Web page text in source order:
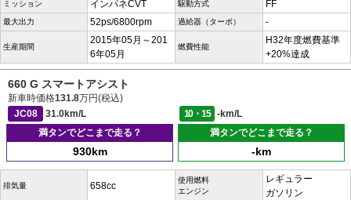
ミッション インパネCVT 駆動方式 FF
最大出力 52ps/6800rpm 過給器（ターボ） -
生産期間
2015年05月～201
6年05月
燃費性能
H32年度燃費基準
+20%達成
660 G スマートアシスト
新車時価格131.8万円(税込)
JC08
31.0km/L 10・15
-km/L
満タンでどこまで走る？
930km
満タンでどこまで走る？
-km
排気量 658cc
使用燃料
エンジン
レギュラー
ガソリン